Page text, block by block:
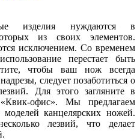
изделия нуждаются в
из своих элементов.
исключением. Со временем
перестает быть
чтобы ваш нож всегда
следует позаботиться о
Для этого загляните в
«Квик-офис». Мы предлагаем
канцелярских ножей.
лезвий, что делает